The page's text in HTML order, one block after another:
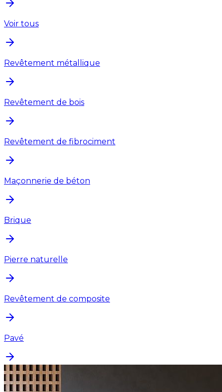
Voir tous
Revêtement métallique
Revêtement de bois
Revêtement de fibrociment
Maçonnerie de béton
Brique
Pierre naturelle
Revêtement de composite
Pavé